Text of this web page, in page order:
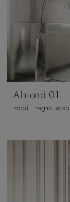
Almond 01